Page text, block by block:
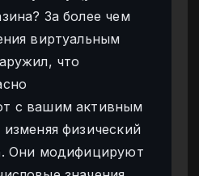
За более чем
виртуальным
что
с вашим активным
физический
Они модифицируют